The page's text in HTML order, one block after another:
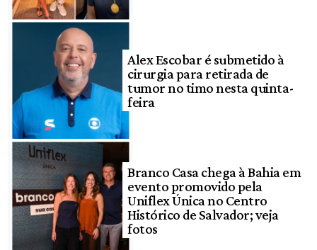
Alex Escobar é submetido à
cirurgia para retirada de
tumor no timo nesta quinta-
feira
Branco Casa chega à Bahia em
evento promovido pela
Uniflex Única no Centro
Histórico de Salvador; veja
fotos